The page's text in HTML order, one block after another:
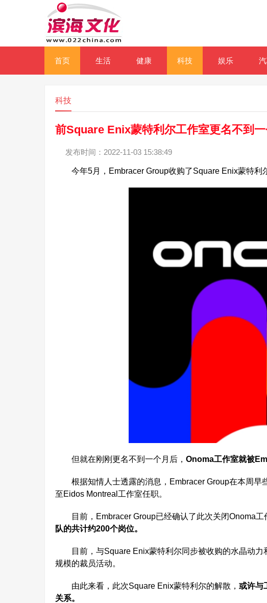
首页 生活 健康 科技 娱乐
科技
前Square Enix蒙特利尔工作室更名不到
发布时间：2022-11-03 15:38:49
今年5月，Embracer Group收购了Square Enix蒙特利
但就在刚刚更名不到一个月后， Onoma工作室就被
根据知情人士透露的消息，Embracer Group在本周早
至Eidos Montreal工作室任职。
目前，Embracer Group已经确认了此次关闭Onoma工
队的共计约200个岗位。
目前，与Square Enix蒙特利尔同步被收购的水晶动力
规模的裁员活动。
由此来看，此次Square Enix蒙特利尔的解散， 或许与
关系。